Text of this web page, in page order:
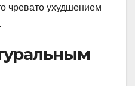
чревато ухудшением